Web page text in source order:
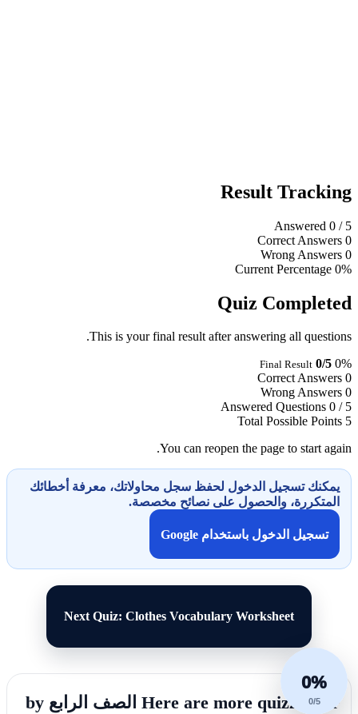
Result Tracking
Answered 0/ 5
Correct Answers 0
Wrong Answers 0
Current Percentage 0%
Quiz Completed
This is your final result after answering all questions.
Final Result 0/5 0%
Correct Answers 0
Wrong Answers 0
Answered Questions 0 / 5
Total Possible Points 5
You can reopen the page to start again.
يمكنك تسجيل الدخول لحفظ سجل محاولاتك، معرفة أخطائك
المتكررة، والحصول على نصائح مخصصة.
تسجيل الدخول باستخدام Google
Next Quiz: Clothes Vocabulary Worksheet
0%
0/5
Here are more quizzes for الصف الرابع by